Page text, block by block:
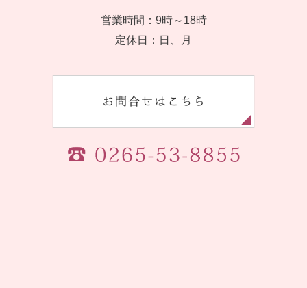
営業時間：9時～18時
定休日：日、月